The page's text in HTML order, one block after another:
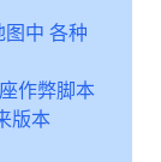
图中 各种
作弊脚本
版本